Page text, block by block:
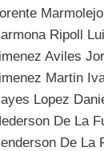
De
De